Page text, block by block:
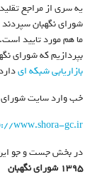
یه سری از مراجع
شورای نگهبان سپردند
ما هم مورد تایید
بپردازیم که شورای
بازاریابی شبکه ای
خب وارد سایت شورای
www.shora-gc.ir
در بخش جست و جو
۱۳۹۵ شورای نگهبان